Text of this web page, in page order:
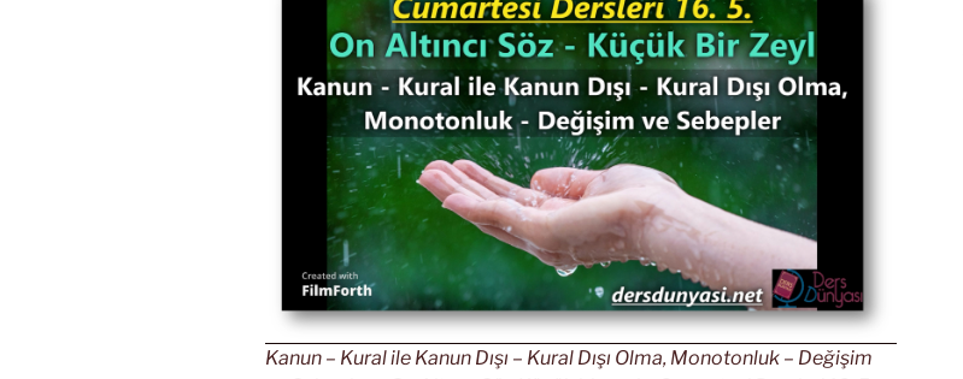
Kanun – Kural ile Kanun Dışı – Kural Dışı Olma, Monotonluk – Değişim